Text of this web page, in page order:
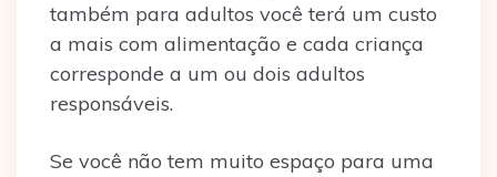
também para adultos você terá um custo
a mais com alimentação e cada criança
corresponde a um ou dois adultos
responsáveis.
Se você não tem muito espaço para uma